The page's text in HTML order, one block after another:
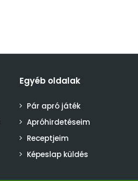
Egyéb oldalak
Pár apró játék
Apróhirdetéseim
Receptjeim
Képeslap küldés